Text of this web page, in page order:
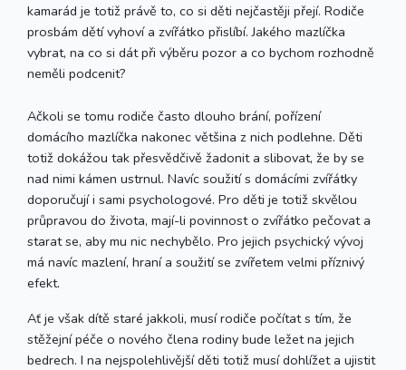
kamarád je totiž právě to, co si děti nejčastěji přejí. Rodiče
prosbám dětí vyhoví a zvířátko přislíbí. Jakého mazlíčka
vybrat, na co si dát při výběru pozor a co bychom rozhodně
neměli podcenit?
Ačkoli se tomu rodiče často dlouho brání, pořízení
domácího mazlíčka nakonec většina z nich podlehne. Děti
totiž dokážou tak přesvědčivě žadonit a slibovat, že by se
nad nimi kámen ustrnul. Navíc soužití s domácími zvířátky
doporučují i sami psychologové. Pro děti je totiž skvělou
průpravou do života, mají-li povinnost o zvířátko pečovat a
starat se, aby mu nic nechybělo. Pro jejich psychický vývoj
má navíc mazlení, hraní a soužití se zvířetem velmi příznivý
efekt.
Ať je však dítě staré jakkoli, musí rodiče počítat s tím, že
stěžejní péče o nového člena rodiny bude ležet na jejich
bedrech. I na nejspolehlivější děti totiž musí dohlížet a ujistit